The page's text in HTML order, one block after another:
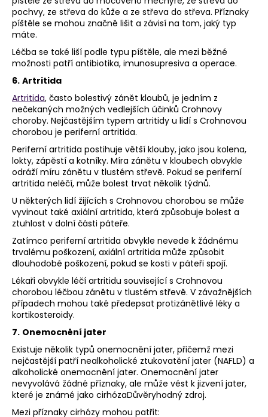
pochvy, ze střeva do kůže a ze střeva do střeva. Příznaky
píštěle se mohou značně lišit a závisí na tom, jaký typ
máte.
Léčba se také liší podle typu píštěle, ale mezi běžné
možnosti patří antibiotika, imunosupresiva a operace.
6. Artritida
Artritida, často bolestivý zánět kloubů, je jedním z
nečekaných možných vedlejších účinků Crohnovy
choroby. Nejčastějším typem artritidy u lidí s Crohnovou
chorobou je periferní artritida.
Periferní artritida postihuje větší klouby, jako jsou kolena,
lokty, zápěstí a kotníky. Míra zánětu v kloubech obvykle
odráží míru zánětu v tlustém střevě. Pokud se periferní
artritida neléčí, může bolest trvat několik týdnů.
U některých lidí žijících s Crohnovou chorobou se může
vyvinout také axiální artritida, která způsobuje bolest a
ztuhlost v dolní části páteře.
Zatímco periferní artritida obvykle nevede k žádnému
trvalému poškození, axiální artritida může způsobit
dlouhodobé poškození, pokud se kosti v páteři spojí.
Lékaři obvykle léčí artritidu související s Crohnovou
chorobou léčbou zánětu v tlustém střevě. V závažnějších
případech mohou také předepsat protizánětlivé léky a
kortikosteroidy.
7. Onemocnění jater
Existuje několik typů onemocnění jater, přičemž mezi
nejčastější patří nealkoholické ztukovatění jater (NAFLD) a
alkoholické onemocnění jater. Onemocnění jater
nevyvolává žádné příznaky, ale může vést k jizvení jater,
které je známé jako cirhózaDůvěryhodný zdroj.
Mezi příznaky cirhózy mohou patřit: